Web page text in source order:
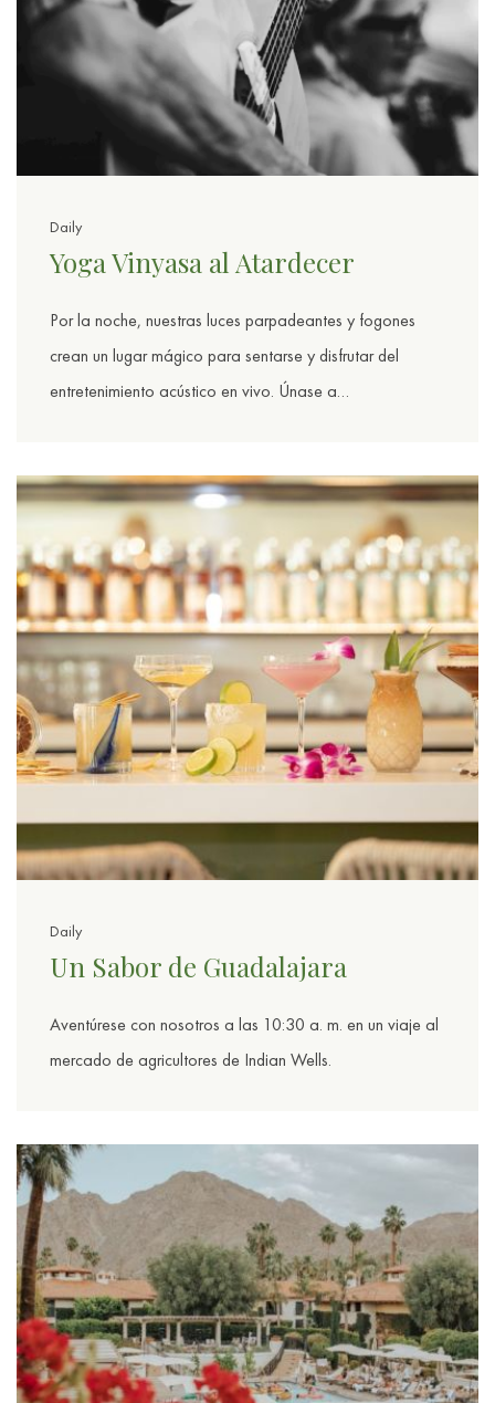
Daily
Yoga Vinyasa al Atardecer
Por la noche, nuestras luces parpadeantes y fogones
crean un lugar mágico para sentarse y disfrutar del
entretenimiento acústico en vivo. Únase a…
Daily
Un Sabor de Guadalajara
Aventúrese con nosotros a las 10:30 a. m. en un viaje al
mercado de agricultores de Indian Wells.